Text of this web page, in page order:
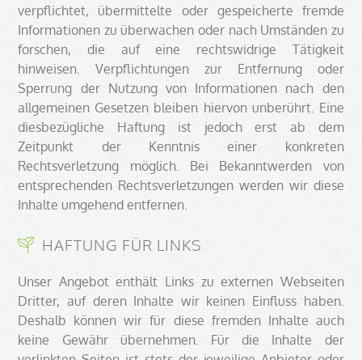
verpflichtet, übermittelte oder gespeicherte fremde
Informationen zu überwachen oder nach Umständen zu
forschen, die auf eine rechtswidrige Tätigkeit
hinweisen. Verpflichtungen zur Entfernung oder
Sperrung der Nutzung von Informationen nach den
allgemeinen Gesetzen bleiben hiervon unberührt. Eine
diesbezügliche Haftung ist jedoch erst ab dem
Zeitpunkt der Kenntnis einer konkreten
Rechtsverletzung möglich. Bei Bekanntwerden von
entsprechenden Rechtsverletzungen werden wir diese
Inhalte umgehend entfernen.
HAFTUNG FÜR LINKS
Unser Angebot enthält Links zu externen Webseiten
Dritter, auf deren Inhalte wir keinen Einfluss haben.
Deshalb können wir für diese fremden Inhalte auch
keine Gewähr übernehmen. Für die Inhalte der